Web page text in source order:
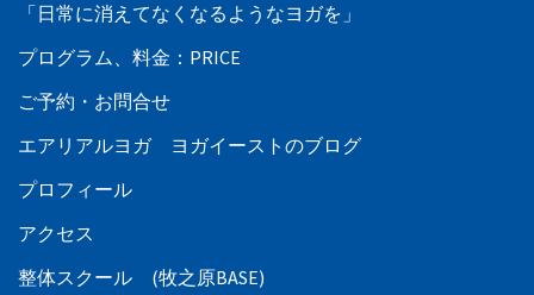
「日常に消えてなくなるようなヨガを」
プログラム、料金：PRICE
ご予約・お問合せ
エアリアルヨガ ヨガイーストのブログ
プロフィール
アクセス
整体スクール (牧之原BASE)